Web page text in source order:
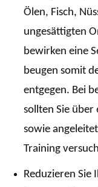
Ölen, Fisch,
ungesättigten
bewirken eine
beugen somit
entgegen. Bei
sollten Sie über
sowie
Training
Reduzieren Sie